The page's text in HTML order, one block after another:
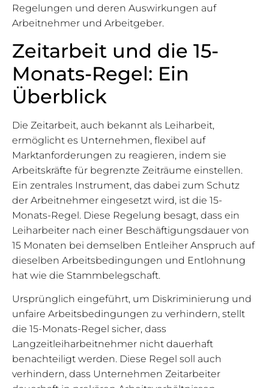
Regelungen und deren Auswirkungen auf
Arbeitnehmer und Arbeitgeber.
Zeitarbeit und die 15-
Monats-Regel: Ein
Überblick
Die Zeitarbeit, auch bekannt als Leiharbeit,
ermöglicht es Unternehmen, flexibel auf
Marktanforderungen zu reagieren, indem sie
Arbeitskräfte für begrenzte Zeiträume einstellen.
Ein zentrales Instrument, das dabei zum Schutz
der Arbeitnehmer eingesetzt wird, ist die 15-
Monats-Regel. Diese Regelung besagt, dass ein
Leiharbeiter nach einer Beschäftigungsdauer von
15 Monaten bei demselben Entleiher Anspruch auf
dieselben Arbeitsbedingungen und Entlohnung
hat wie die Stammbelegschaft.
Ursprünglich eingeführt, um Diskriminierung und
unfaire Arbeitsbedingungen zu verhindern, stellt
die 15-Monats-Regel sicher, dass
Langzeitleiharbeitnehmer nicht dauerhaft
benachteiligt werden. Diese Regel soll auch
verhindern, dass Unternehmen Zeitarbeiter